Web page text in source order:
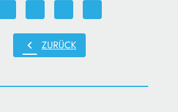
chevron_left ZURÜCK